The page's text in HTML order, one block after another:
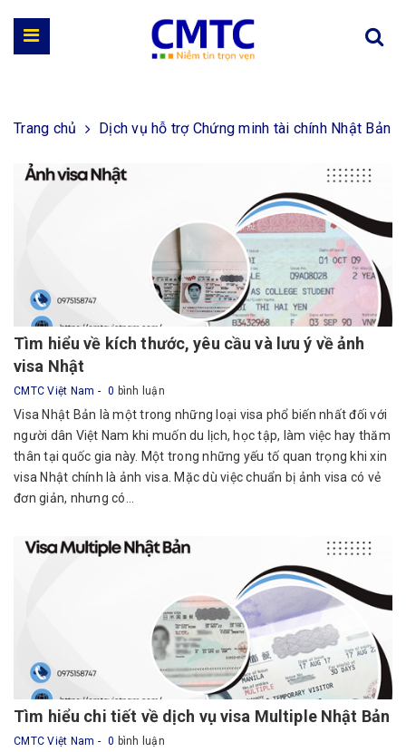
Trang chủ Dịch vụ hỗ trợ Chứng minh tài chính Nhật Bản
Tìm hiểu về kích thước, yêu cầu và lưu ý về ảnh
visa Nhật
CMTC Việt Nam 0 bình luận
Visa Nhật Bản là một trong những loại visa phổ biến nhất đối với
người dân Việt Nam khi muốn du lịch, học tập, làm việc hay thăm
thân tại quốc gia này. Một trong những yếu tố quan trọng khi xin
visa Nhật chính là ảnh visa. Mặc dù việc chuẩn bị ảnh visa có vẻ
đơn giản, nhưng có...
Tìm hiểu chi tiết về dịch vụ visa Multiple Nhật Bản
CMTC Việt Nam 0 bình luận